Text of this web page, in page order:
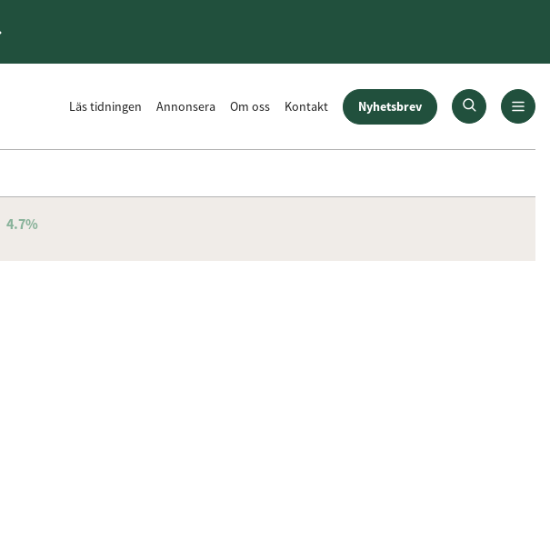
Läs tidningen Annonsera Om oss Kontakt Nyhetsbrev
4.7%